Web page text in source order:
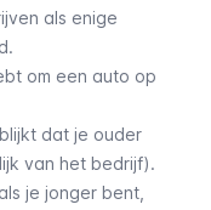
als enige
om een auto op
dat je ouder
van het bedrijf).
je jonger bent,